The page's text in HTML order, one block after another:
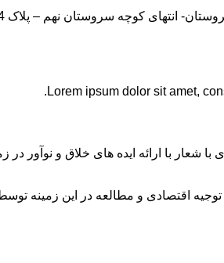
Lorem ipsum dolor sit amet,
با شعار با ارائه ایده های خلاق و
اقتصادی و مطالعه در این زمینه